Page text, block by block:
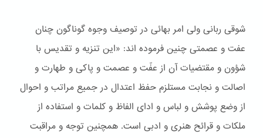
شوقی ربانی ولی امر بهائی در توصیف وجوه گوناگون چنان
عفت و عصمتی چنین فرموده اند: «این تنزیه و تقدیس با
شؤون و مقتضیات آن از عفّت و عصمت و پاکی و طهارت و
اصالت و نجابت مستلزم حفظ اعتدال در جمیع مراتب و احوال
از وضع پوشش و لباس و ادای الفاظ و کلمات و استفاده از
ملکات و قرائح هنری و ادبی است. همچنین توجه و مراقبت